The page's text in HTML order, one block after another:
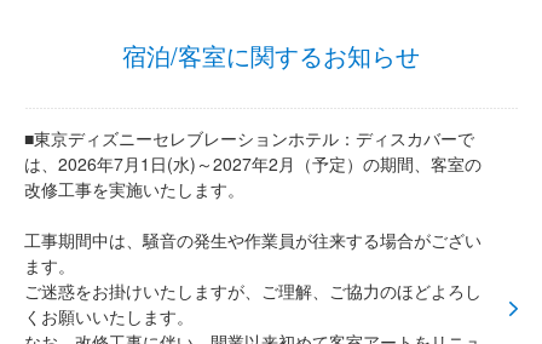
宿泊/客室に関するお知らせ
■東京ディズニーセレブレーションホテル：ディスカバーで
は、2026年7月1日(水)～2027年2月（予定）の期間、客室の
改修工事を実施いたします。
工事期間中は、騒音の発生や作業員が往来する場合がござい
ます。
ご迷惑をお掛けいたしますが、ご理解、ご協力のほどよろし
くお願いいたします。